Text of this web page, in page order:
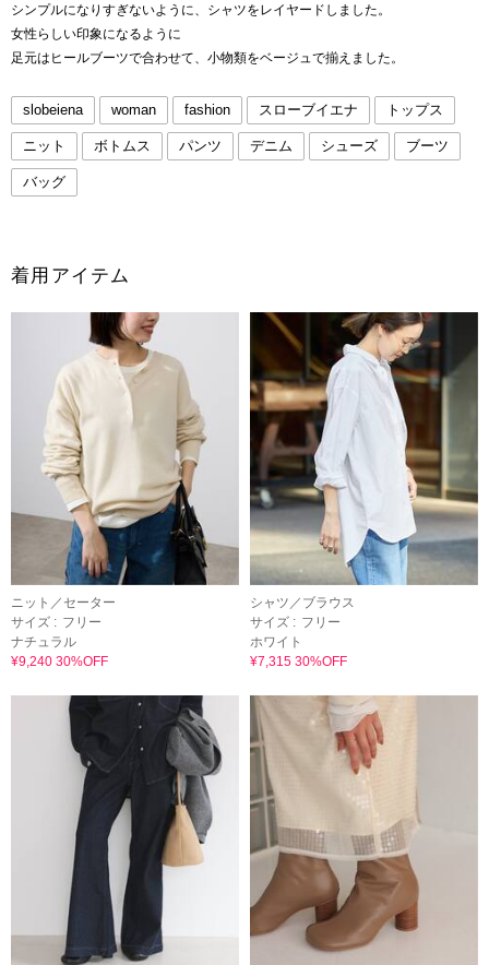
シンプルになりすぎないように、シャツをレイヤードしました。
女性らしい印象になるように
足元はヒールブーツで合わせて、小物類をベージュで揃えました。
slobeiena woman fashion スローブイエナ トップス
ニット ボトムス パンツ デニム シューズ ブーツ
バッグ
着用アイテム
ニット／セーター
サイズ : フリー
ナチュラル
¥9,240 30%OFF
シャツ／ブラウス
サイズ : フリー
ホワイト
¥7,315 30%OFF